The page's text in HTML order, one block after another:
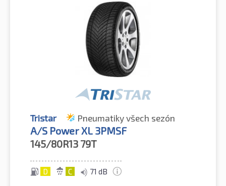
Tristar Pneumatiky všech sezón
A/S Power XL 3PMSF
145/80R13 79T
D C 71 dB